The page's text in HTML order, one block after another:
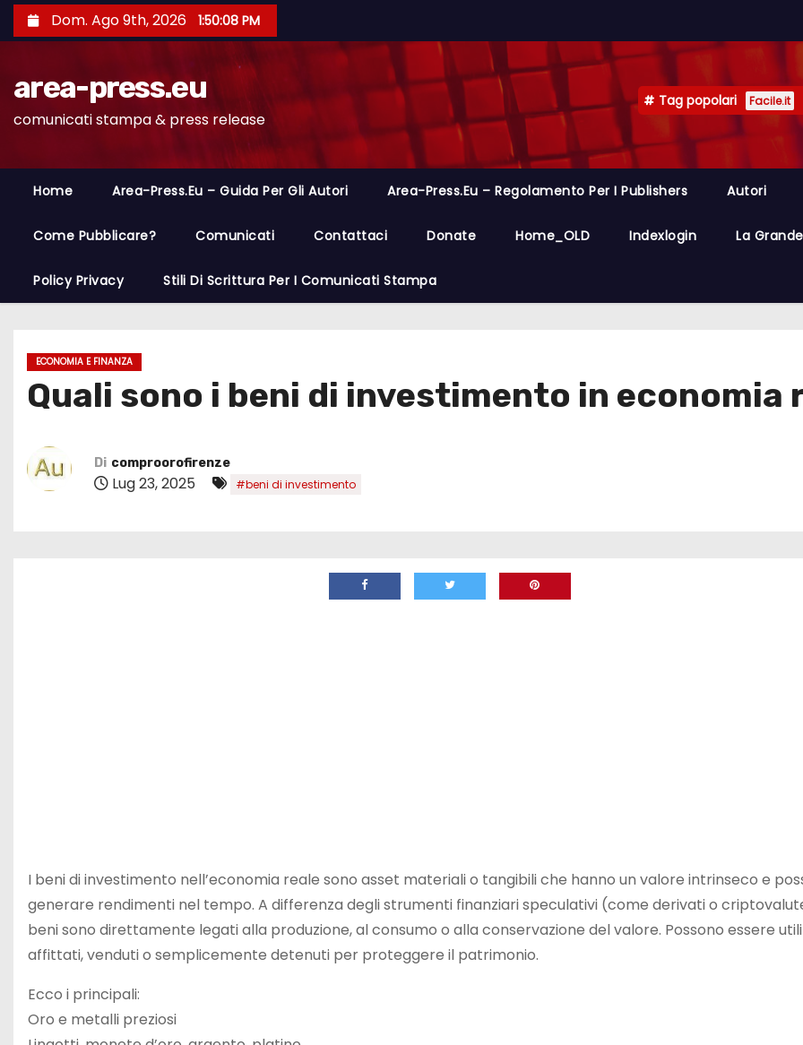
a
Dom. Ago 9th, 2026 1:50:09 PM
area-press.eu
comunicati stampa & press release
Tag popolari Facile.it
Home Area-Press.eu – Guida Per Gli Autori Area-Press.eu – Regolamento Per I Publishers Autori
Come Pubblicare? Comunicati Contattaci Donate Home_OLD Indexlogin La
Policy Privacy Stili Di Scrittura Per I Comunicati Stampa
ECONOMIA E FINANZA
Quali sono i beni di investimento in economia
Di comproorofirenze
Lug 23, 2025 #beni di investimento
I beni di investimento nell’economia reale sono asset materiali o tangibili che hanno un valore intrinseco e
generare rendimenti nel tempo. A differenza degli strumenti finanziari speculativi (come derivati o
beni sono direttamente legati alla produzione, al consumo o alla conservazione del valore. Possono essere
affittati, venduti o semplicemente detenuti per proteggere il patrimonio.
Ecco i principali:
Oro e metalli preziosi